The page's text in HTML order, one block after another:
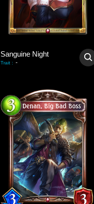
Sanguine Night
Trait : -